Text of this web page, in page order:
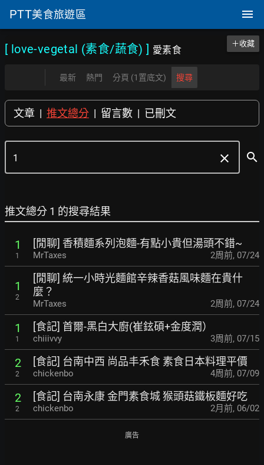
PTT美食旅遊區
[ love-vegetal (素食/蔬食) ] 愛素食
＋收藏
最新 熱門 分頁 (1置底文) 搜尋
文章 | 推文總分 | 留言數 | 已刪文
clear search
推文總分 1 的搜尋結果
1
1
[閒聊] 香積麵系列泡麵-有點小貴但湯頭不錯~
MrTaxes 2周前, 07/24
1
2
[閒聊] 統一小時光麵館辛辣香菇風味麵在貴什
麼？
MrTaxes 2周前, 07/24
1
1
[食記] 首爾-黑白大廚(崔鉉碩+金度潤）
chiiivvy 3周前, 07/15
2
2
[食記] 台南中西 尚品丰禾食 素食日本料理平價
chickenbo 4周前, 07/09
2
2
[食記] 台南永康 金門素食城 猴頭菇鐵板麵好吃
chickenbo 2月前, 06/02
廣告